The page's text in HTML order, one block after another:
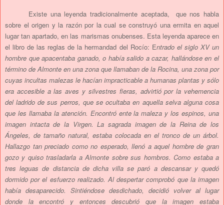
Existe una leyenda tradicionalmente aceptada, que nos habla
sobre el origen y la razón por la cual se construyó una ermita en aquel
lugar tan apartado, en las marismas onubenses. Esta leyenda aparece en
el libro de las reglas de la hermandad del Rocío: Entrado el siglo XV un
hombre que apacentaba ganado, o había salido a cazar, hallándose en el
término de Almonte en una zona que llamaban de la Rocina, una zona por
cuyas incultas malezas le hacían impracticable a humanas plantas y sólo
era accesible a las aves y silvestres fieras, advirtió por la vehemencia
del ladrido de sus perros, que se ocultaba en aquella selva alguna cosa
que les llamaba la atención. Encontró ente la maleza y los espinos, una
imagen intacta de la Virgen. La sagrada imagen de la Reina de los
Ángeles, de tamaño natural, estaba colocada en el tronco de un árbol.
Hallazgo tan preciado como no esperado, llenó a aquel hombre de gran
gozo y quiso trasladarla a Almonte sobre sus hombros. Como estaba a
tres leguas de distancia de dicha villa se paró a descansar y quedó
dormido por el esfuerzo realizado. Al despertar comprobó que la imagen
había desaparecido. Sintiéndose desdichado, decidió volver al lugar
donde la encontró y entonces descubrió que la imagen estaba